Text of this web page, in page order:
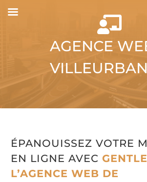

AGENCE
ÉPANOUISSEZ VOTRE
EN LIGNE AVEC
L’AGENCE WEB DE